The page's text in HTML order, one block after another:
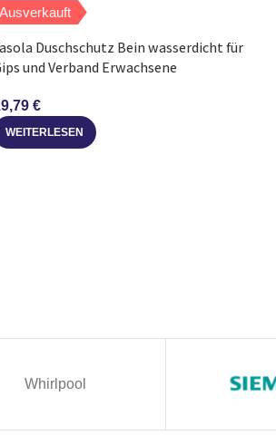
Ausverkauft
Duschschutz Bein wasserdicht für
und Verband Erwachsene
€
WEITERLESEN
Whirlpool